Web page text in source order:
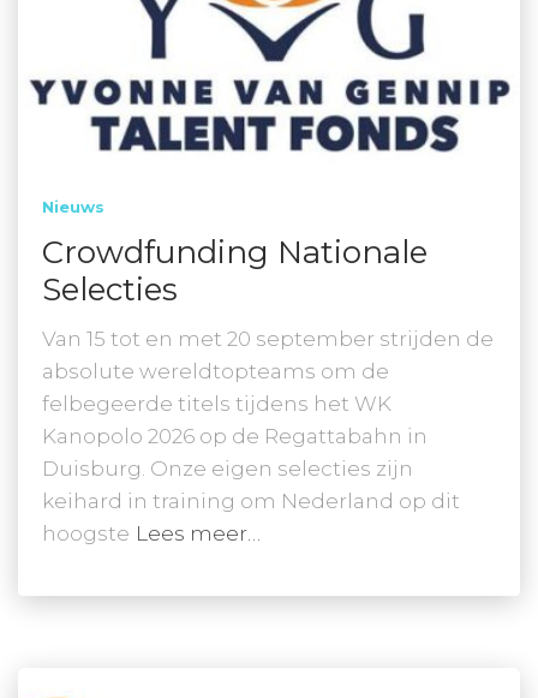
Nieuws
Crowdfunding Nationale
Selecties
Van 15 tot en met 20 september strijden de
absolute wereldtopteams om de
felbegeerde titels tijdens het WK
Kanopolo 2026 op de Regattabahn in
Duisburg. Onze eigen selecties zijn
keihard in training om Nederland op dit
hoogste Lees meer…